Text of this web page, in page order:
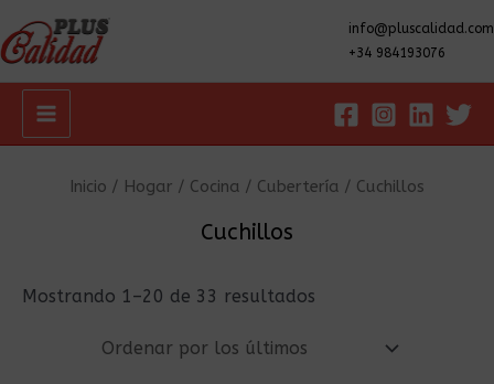
info@pluscalidad.com
+34 984193076
Main
Menu
Inicio / Hogar / Cocina / Cubertería / Cuchillos
Cuchillos
Mostrando 1–20 de 33 resultados